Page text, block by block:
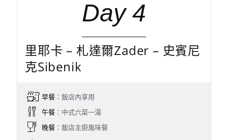
Day 4
里耶卡 – 札達爾Zader – 史賓尼
克Sibenik
早餐：飯店內享用
午餐：中式六菜一湯
晚餐：飯店主廚風味餐